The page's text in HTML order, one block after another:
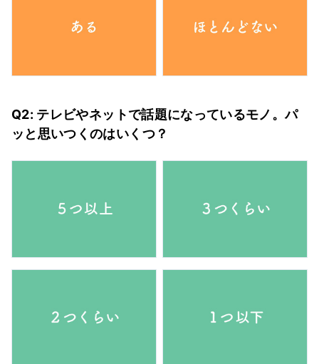
Q2: テレビやネットで話題になっているモノ。パ
ッと思いつくのはいくつ？